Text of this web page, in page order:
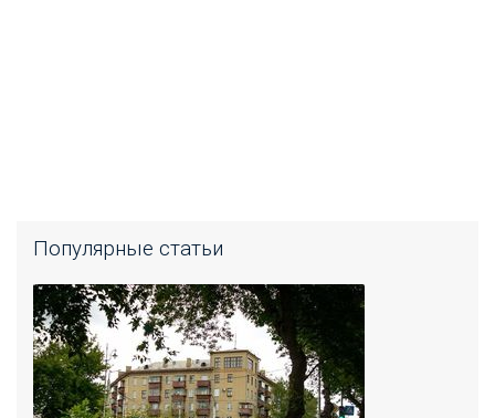
Популярные статьи